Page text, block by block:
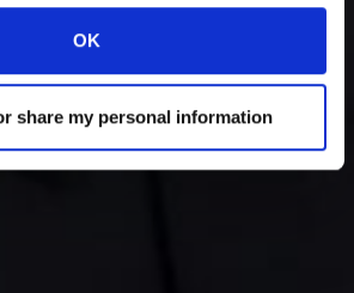
OK
share my personal information